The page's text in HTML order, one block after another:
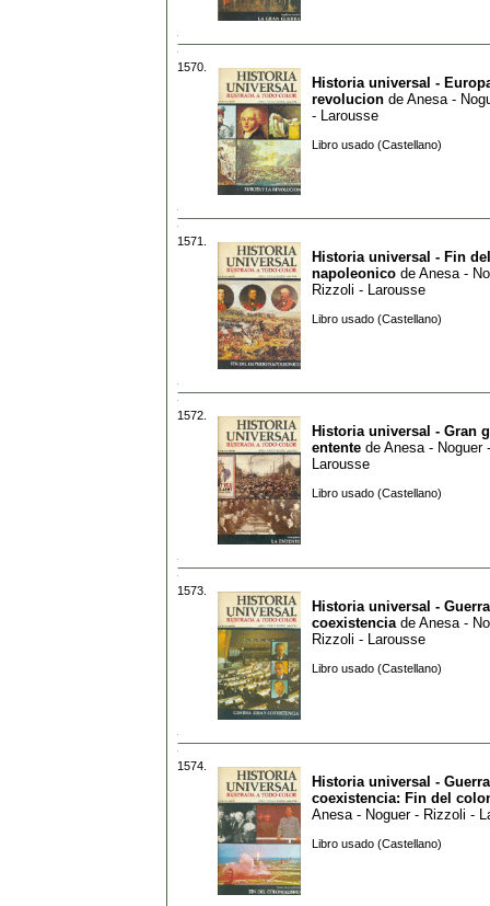
1570.
Historia universal -
revolucion de Anesa -
- Larousse
Libro usado (Castellano)
1571.
Historia universal - Fin
napoleonico de Anesa -
Rizzoli - Larousse
Libro usado (Castellano)
1572.
Historia universal - Gran
entente de Anesa - Noguer
Larousse
Libro usado (Castellano)
1573.
Historia universal -
coexistencia de Anesa -
Rizzoli - Larousse
Libro usado (Castellano)
1574.
Historia universal -
coexistencia: Fin del
Anesa - Noguer - Rizzoli -
Libro usado (Castellano)